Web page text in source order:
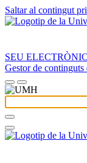
Saltar al contingut
SEU
Gestor de